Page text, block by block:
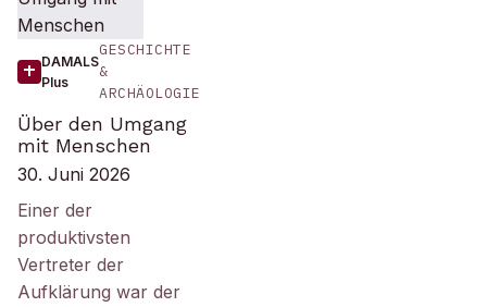
DAMALS
Plus
GESCHICHTE
&
ARCHÄOLOGIE
Über den Umgang
mit Menschen
30. Juni 2026
Einer der
produktivsten
Vertreter der
Aufklärung war der